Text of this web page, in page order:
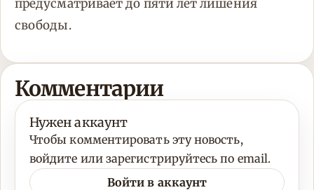
предусматривает до пяти лет лишения
свободы.
Комментарии
Нужен аккаунт
Чтобы комментировать эту новость,
войдите или зарегистрируйтесь по email.
Войти в аккаунт